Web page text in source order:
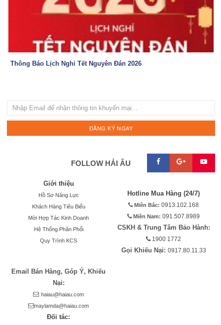
Thông Báo Lịch Nghỉ Tết Nguyên Đán 2026
FOLLOW HẢI ÂU   
Giới thiệu
Hồ Sơ Năng Lực
Khách Hàng Tiêu Biểu
Mời Hợp Tác Kinh Doanh
Hệ Thống Phân Phối
Quy Trình KCS
Hotline Mua Hàng (24/7)
Miền Bắc: 0913.102.168
Miền Nam: 091.507.8989
CSKH & Trung Tâm Bảo Hành:
1900 1772
Gọi Khiếu Nại: 0917.80.11.33
Email Bán Hàng, Góp Ý, Khiếu
Nại:
haiau@haiau.com
maylamda@haiau.com
Đối tác: